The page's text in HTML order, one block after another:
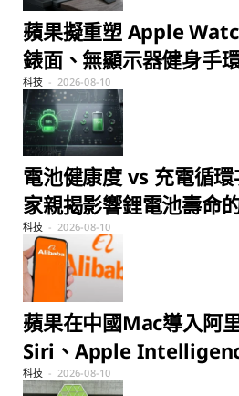
蘋果擬重塑 Apple
錶面、無顯示器健身手
科技 2026-08-10
電池健康度 vs 充電循
家親揭影響鋰電池壽命
科技 2026-08-10
蘋果在中國Mac導入阿
Siri、Apple
科技 2026-08-10